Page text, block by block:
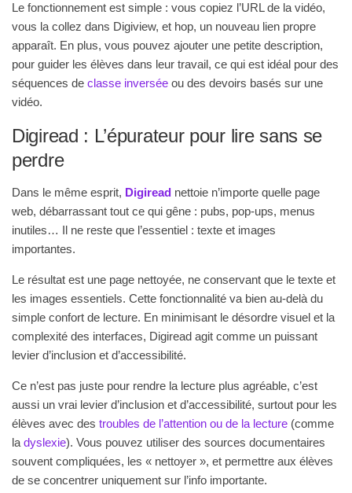
Le fonctionnement est simple : vous copiez l’URL de la vidéo,
vous la collez dans Digiview, et hop, un nouveau lien propre
apparaît. En plus, vous pouvez ajouter une petite description,
pour guider les élèves dans leur travail, ce qui est idéal pour des
séquences de classe inversée ou des devoirs basés sur une
vidéo.
Digiread : L’épurateur pour lire sans se
perdre
Dans le même esprit, Digiread nettoie n’importe quelle page
web, débarrassant tout ce qui gêne : pubs, pop-ups, menus
inutiles… Il ne reste que l’essentiel : texte et images
importantes.
Le résultat est une page nettoyée, ne conservant que le texte et
les images essentiels. Cette fonctionnalité va bien au-delà du
simple confort de lecture. En minimisant le désordre visuel et la
complexité des interfaces, Digiread agit comme un puissant
levier d’inclusion et d’accessibilité.
Ce n’est pas juste pour rendre la lecture plus agréable, c’est
aussi un vrai levier d’inclusion et d’accessibilité, surtout pour les
élèves avec des troubles de l’attention ou de la lecture (comme
la dyslexie). Vous pouvez utiliser des sources documentaires
souvent compliquées, les « nettoyer », et permettre aux élèves
de se concentrer uniquement sur l’info importante.